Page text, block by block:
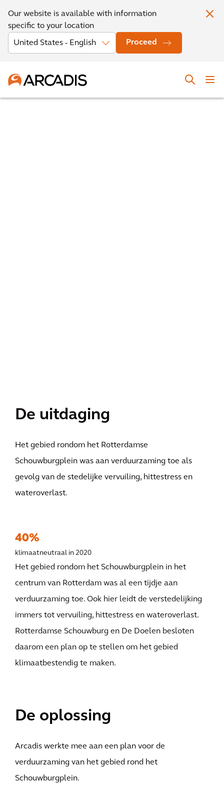
Our website is available with information
specific to your location
Proceed
De uitdaging
Het gebied rondom het Rotterdamse
Schouwburgplein was aan verduurzaming toe als
gevolg van de stedelijke vervuiling, hittestress en
wateroverlast.
40%
klimaatneutraal in 2020
Het gebied rondom het Schouwburgplein in het
centrum van Rotterdam was al een tijdje aan
verduurzaming toe. Ook hier leidt de verstedelijking
immers tot vervuiling, hittestress en wateroverlast.
Rotterdamse Schouwburg en De Doelen besloten
daarom een plan op te stellen om het gebied
klimaatbestendig te maken.
De oplossing
Arcadis werkte mee aan een plan voor de
verduurzaming van het gebied rond het
Schouwburgplein.